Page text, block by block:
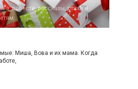
повести, рассказы, стихи и
Миша, Вова и их мама. Когда